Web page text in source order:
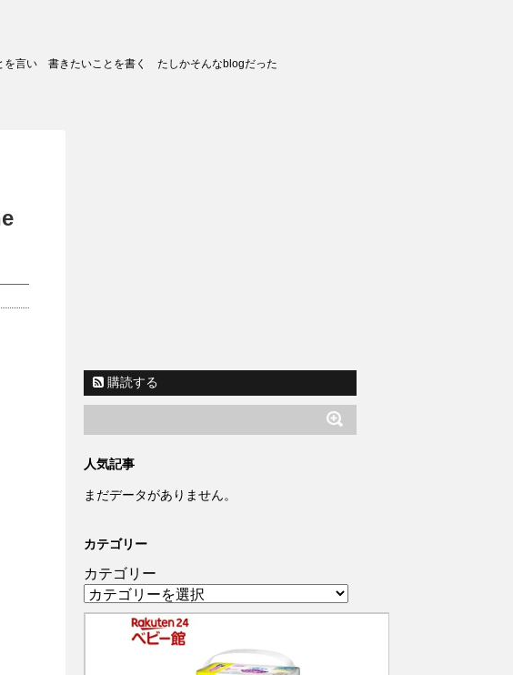
言い 書きたいことを書く たしかそんなblogだった
購読する
人気記事
まだデータがありません。
カテゴリー
カテゴリー